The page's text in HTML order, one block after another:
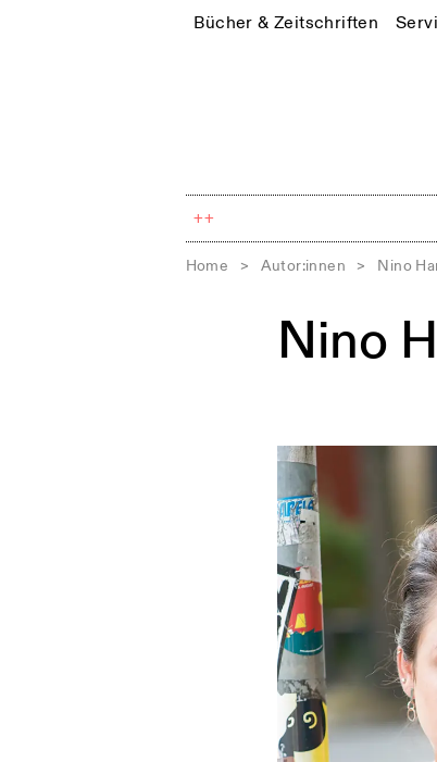
Bücher & Zeitschriften
++
Home > Autor:innen > Nino
Nino